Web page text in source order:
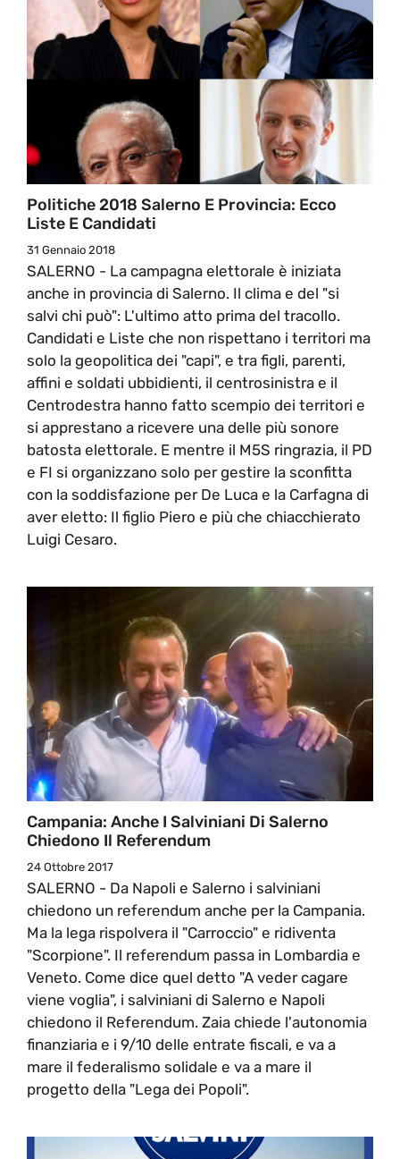
Politiche 2018 Salerno E Provincia: Ecco
Liste E Candidati
31 Gennaio 2018
SALERNO - La campagna elettorale è iniziata
anche in provincia di Salerno. Il clima e del "si
salvi chi può": L'ultimo atto prima del tracollo.
Candidati e Liste che non rispettano i territori ma
solo la geopolitica dei "capi", e tra figli, parenti,
affini e soldati ubbidienti, il centrosinistra e il
Centrodestra hanno fatto scempio dei territori e
si apprestano a ricevere una delle più sonore
batosta elettorale. E mentre il M5S ringrazia, il PD
e FI si organizzano solo per gestire la sconfitta
con la soddisfazione per De Luca e la Carfagna di
aver eletto: Il figlio Piero e più che chiacchierato
Luigi Cesaro.
Campania: Anche I Salviniani Di Salerno
Chiedono Il Referendum
24 Ottobre 2017
SALERNO - Da Napoli e Salerno i salviniani
chiedono un referendum anche per la Campania.
Ma la lega rispolvera il "Carroccio" e ridiventa
"Scorpione". Il referendum passa in Lombardia e
Veneto. Come dice quel detto "A veder cagare
viene voglia", i salviniani di Salerno e Napoli
chiedono il Referendum. Zaia chiede l'autonomia
finanziaria e i 9/10 delle entrate fiscali, e va a
mare il federalismo solidale e va a mare il
progetto della "Lega dei Popoli".